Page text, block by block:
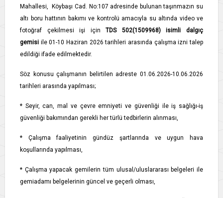
Mahallesi, Köybaşı Cad. No:107 adresinde bulunan taşınmazın su
altı boru hattının bakımı ve kontrolü amacıyla su altında video ve
fotoğraf çekilmesi işi içinTDS 502(1509968) isimli dalgıç
gemisi ile 01-10 Haziran 2026 tarihleri arasında çalışma izni talep
edildiği ifade edilmektedir.
Söz konusu çalışmanın belirtilen adreste 01.06.2026-10.06.2026
tarihleri arasında yapılması;
* Seyir, can, mal ve çevre emniyeti ve güvenliği ile iş sağlığı-iş
güvenliği bakımından gerekli her türlü tedbirlerin alınması,
* Çalışma faaliyetinin gündüz şartlarında ve uygun hava
koşullarında yapılması,
* Çalışma yapacak gemilerin tüm ulusal/uluslararası belgeleri ile
gemiadamı belgelerinin güncel ve geçerli olması,